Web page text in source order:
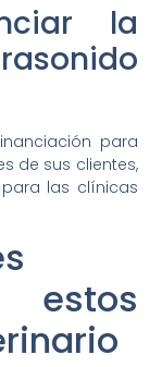
la
para
de sus clientes,
las clínicas